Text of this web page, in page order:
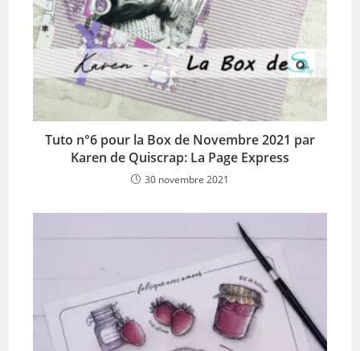
Tuto n°6 pour la Box de Novembre 2021 par
Karen de Quiscrap: La Page Express
30 novembre 2021